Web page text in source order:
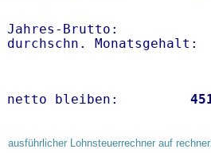
Jahres-
netto bleiben:
ausführlicher Lohnsteuerrechner auf